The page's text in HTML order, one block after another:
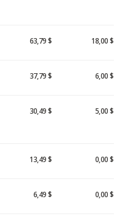
63,79 $ 18,00 $
37,79 $ 6,00 $
30,49 $ 5,00 $
13,49 $ 0,00 $
6,49 $ 0,00 $